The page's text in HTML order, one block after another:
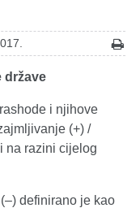
države
i njihove
(+) /
na razini cijelog
definirano je kao